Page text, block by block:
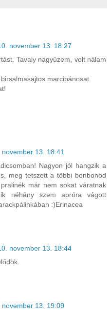
november 13. 18:27
Tavaly nagyüzem, volt nálam
marcipánosat.
november 13. 18:41
Nagyon jól hangzik a
meg tetszett a többi bonbonod
már nem sokat váratnak
néhány szem apróra vágott
:)Erinacea
november 13. 18:44
november 13. 19:09